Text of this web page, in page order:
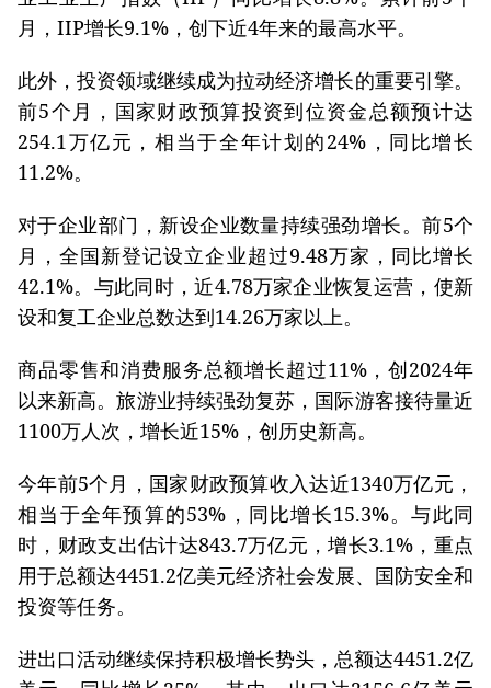
月，IIP增长9.1%，创下近4年来的最高水平。
此外，投资领域继续成为拉动经济增长的重要引擎。
前5个月，国家财政预算投资到位资金总额预计达
254.1万亿元，相当于全年计划的24%，同比增长
11.2%。
对于企业部门，新设企业数量持续强劲增长。前5个
月，全国新登记设立企业超过9.48万家，同比增长
42.1%。与此同时，近4.78万家企业恢复运营，使新
设和复工企业总数达到14.26万家以上。
商品零售和消费服务总额增长超过11%，创2024年
以来新高。旅游业持续强劲复苏，国际游客接待量近
1100万人次，增长近15%，创历史新高。
今年前5个月，国家财政预算收入达近1340万亿元，
相当于全年预算的53%，同比增长15.3%。与此同
时，财政支出估计达843.7万亿元，增长3.1%，重点
用于总额达4451.2亿美元经济社会发展、国防安全和
投资等任务。
进出口活动继续保持积极增长势头，总额达4451.2亿